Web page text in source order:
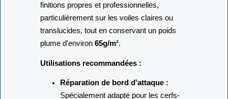
finitions propres et professionnelles,
particulièrement sur les voiles claires ou
translucides, tout en conservant un poids
plume d'environ 65g/m².
Utilisations recommandées :
Réparation de bord d'attaque :
Spécialement adapté pour les cerfs-